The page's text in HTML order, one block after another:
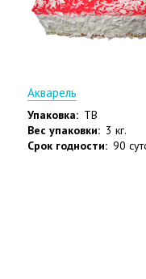
Акварель
Упаковка: ТВ
Вес упаковки: 3 кг.
Срок годности: 90